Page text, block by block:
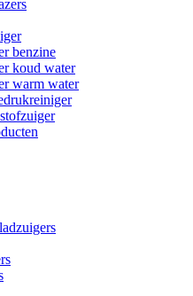
benzine
koud water
warm water